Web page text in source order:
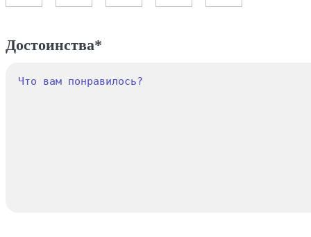
Достоинства*